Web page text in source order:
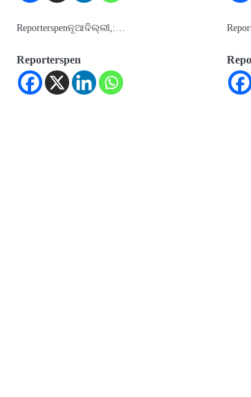
Reporterspenନୂଆଦିଲ୍ଲୀ,:…
Reporterspen